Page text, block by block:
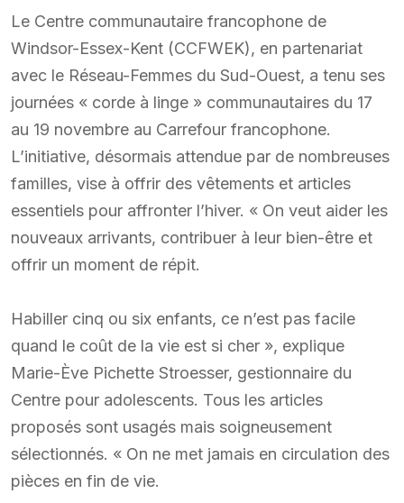
Le Centre communautaire francophone de
Windsor-Essex-Kent (CCFWEK), en partenariat
avec le Réseau-Femmes du Sud-Ouest, a tenu ses
journées « corde à linge » communautaires du 17
au 19 novembre au Carrefour francophone.
L’initiative, désormais attendue par de nombreuses
familles, vise à offrir des vêtements et articles
essentiels pour affronter l’hiver. « On veut aider les
nouveaux arrivants, contribuer à leur bien-être et
offrir un moment de répit.
Habiller cinq ou six enfants, ce n’est pas facile
quand le coût de la vie est si cher », explique
Marie-Ève Pichette Stroesser, gestionnaire du
Centre pour adolescents. Tous les articles
proposés sont usagés mais soigneusement
sélectionnés. « On ne met jamais en circulation des
pièces en fin de vie.